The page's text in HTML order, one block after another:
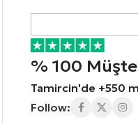
% 100
Tamircin'de +550
Follow: